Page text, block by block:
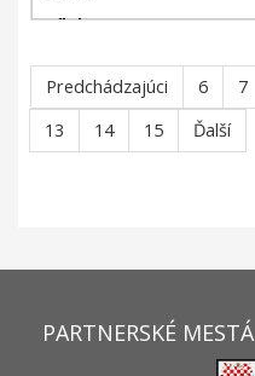
Predchádzajúci 6 7
13
14 15 Ďalší
PARTNERSKÉ MESTÁ